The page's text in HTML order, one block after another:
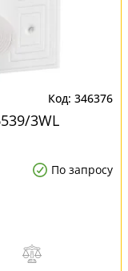
346376
3WL
По запросу